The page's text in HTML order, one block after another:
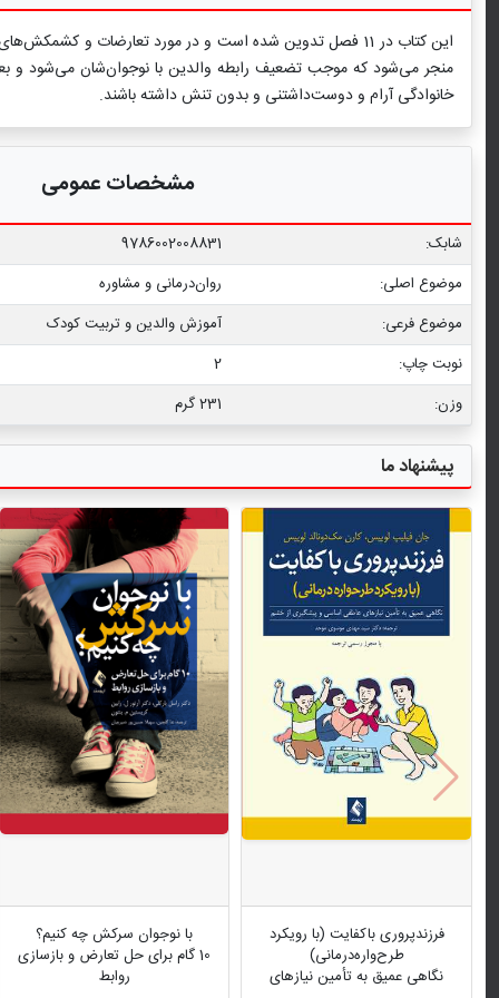
این کتاب در 11 فصل تدوین شده است و در مورد تعارضات و
منجر می‌شود که موجب تضعیف رابطه والدین با نوجوان‌شان می‌شود و
خانوادگی آرام و دوست‌داشتنی و بدون تنش داشته باشند.
مشخصات عمومی
شابک:
9786002008831
موضوع اصلی:
روان‌درمانی و مشاوره
موضوع فرعی:
آموزش والدین و تربیت کودک
نوبت چاپ:
2
وزن:
231 گرم
پیشنهاد ما
فرزندپروری باکفایت (با رویکرد
طرح‌واره‌درمانی)
نگاهی عمیق به تأمین نیازهای
با نوجوان سرکش چه کنیم؟
10 گام برای حل تعارض و بازسازی
روابط